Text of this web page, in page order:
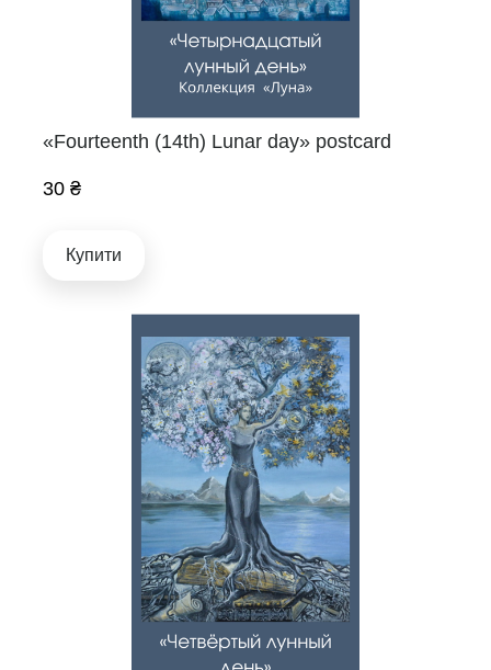
«Fourteenth (14th) Lunar day» postcard
30 ₴
Купити